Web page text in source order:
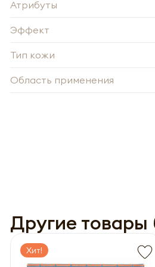
Атрибуты
Эффект
Тип кожи
Область применения
Другие
Хит!